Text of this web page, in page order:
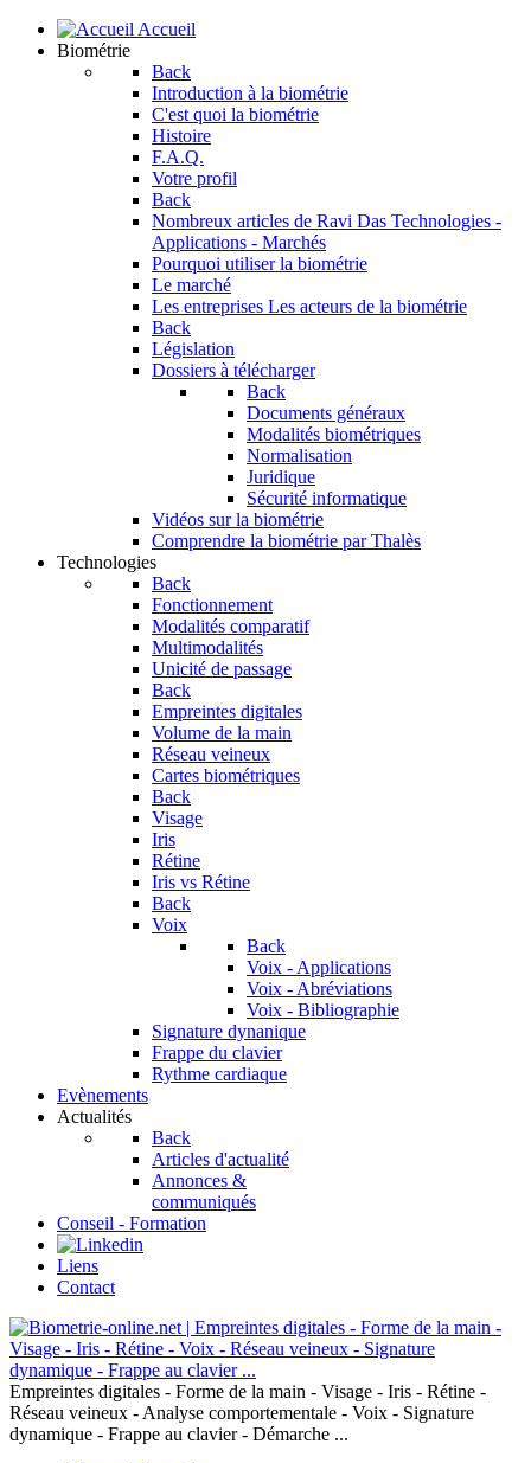
Accueil
Biométrie
Back
Introduction à la biométrie
C'est quoi la biométrie
Histoire
F.A.Q.
Votre profil
Back
Nombreux articles de Ravi Das Technologies -
Applications - Marchés
Pourquoi utiliser la biométrie
Le marché
Les entreprises Les acteurs de la biométrie
Back
Législation
Dossiers à télécharger
Back
Documents généraux
Modalités biométriques
Normalisation
Juridique
Sécurité informatique
Vidéos sur la biométrie
Comprendre la biométrie par Thalès
Technologies
Back
Fonctionnement
Modalités comparatif
Multimodalités
Unicité de passage
Back
Empreintes digitales
Volume de la main
Réseau veineux
Cartes biométriques
Back
Visage
Iris
Rétine
Iris vs Rétine
Back
Voix
Back
Voix - Applications
Voix - Abréviations
Voix - Bibliographie
Signature dynanique
Frappe du clavier
Rythme cardiaque
Evènements
Actualités
Back
Articles d'actualité
Annonces &
communiqués
Conseil - Formation
Liens
Contact
Empreintes digitales - Forme de la main - Visage - Iris - Rétine -
Réseau veineux - Analyse comportementale - Voix - Signature
dynamique - Frappe au clavier - Démarche ...